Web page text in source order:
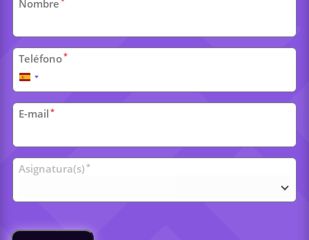
personales
Nombre
Teléfono*
España
+34
E-mail *
Clases
universitarias
Asignatura(s) *